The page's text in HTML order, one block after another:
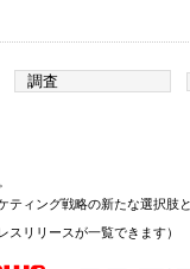
ティング戦略の新たな選択肢
リリースが一覧できます）